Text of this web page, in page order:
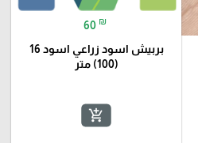
60 ₪
بربيش اسود زراعي اسود 16
(100) متر
add_shopping_cart